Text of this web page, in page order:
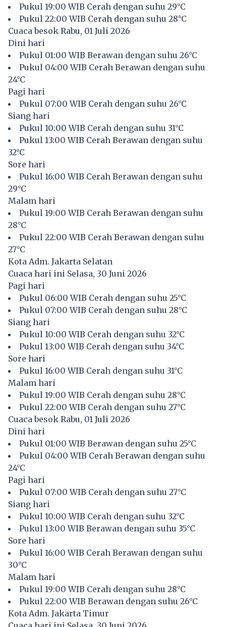
Pukul 19:00 WIB Cerah dengan suhu 29°C
Pukul 22:00 WIB Cerah dengan suhu 28°C
Cuaca besok Rabu, 01 Juli 2026
Dini hari
Pukul 01:00 WIB Berawan dengan suhu 26°C
Pukul 04:00 WIB Cerah Berawan dengan suhu
24°C
Pagi hari
Pukul 07:00 WIB Cerah dengan suhu 26°C
Siang hari
Pukul 10:00 WIB Cerah dengan suhu 31°C
Pukul 13:00 WIB Cerah Berawan dengan suhu
32°C
Sore hari
Pukul 16:00 WIB Cerah Berawan dengan suhu
29°C
Malam hari
Pukul 19:00 WIB Cerah Berawan dengan suhu
28°C
Pukul 22:00 WIB Cerah Berawan dengan suhu
27°C
Kota Adm. Jakarta Selatan
Cuaca hari ini Selasa, 30 Juni 2026
Pagi hari
Pukul 06:00 WIB Cerah dengan suhu 25°C
Pukul 07:00 WIB Cerah dengan suhu 28°C
Siang hari
Pukul 10:00 WIB Cerah dengan suhu 32°C
Pukul 13:00 WIB Cerah dengan suhu 34°C
Sore hari
Pukul 16:00 WIB Cerah dengan suhu 31°C
Malam hari
Pukul 19:00 WIB Cerah dengan suhu 28°C
Pukul 22:00 WIB Cerah dengan suhu 27°C
Cuaca besok Rabu, 01 Juli 2026
Dini hari
Pukul 01:00 WIB Berawan dengan suhu 25°C
Pukul 04:00 WIB Cerah Berawan dengan suhu
24°C
Pagi hari
Pukul 07:00 WIB Cerah dengan suhu 27°C
Siang hari
Pukul 10:00 WIB Cerah dengan suhu 32°C
Pukul 13:00 WIB Berawan dengan suhu 35°C
Sore hari
Pukul 16:00 WIB Cerah Berawan dengan suhu
30°C
Malam hari
Pukul 19:00 WIB Cerah dengan suhu 28°C
Pukul 22:00 WIB Berawan dengan suhu 26°C
Kota Adm. Jakarta Timur